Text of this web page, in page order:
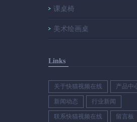
课桌椅
美术绘画桌
Links
关于快猫视频在线 产品中
新闻动态 行业新闻
联系快猫视频在线 留言板